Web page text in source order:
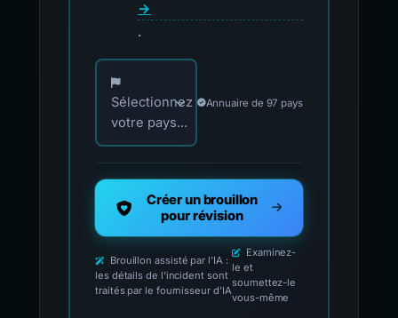
→
.
Choisissez votre pays pour les contacts
Sélectionnez
votre pays...
Annuaire de 97 pays
Créer un brouillon
pour révision
Brouillon assisté par l'IA :
les détails de l'incident sont
traités par le fournisseur d'IA
Examinez-
le et
soumettez-le
vous-même